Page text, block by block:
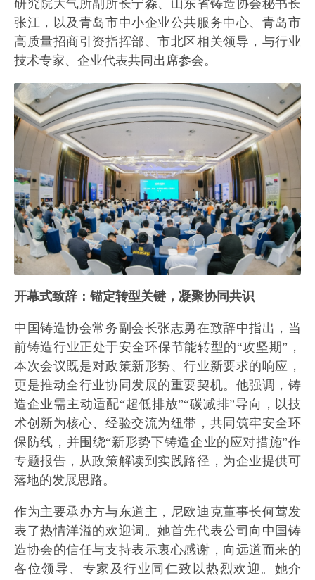
研究院大气所副所长宁淼、山东省铸造协会秘书长
张江，以及青岛市中小企业公共服务中心、青岛市
高质量招商引资指挥部、市北区相关领导，与行业
技术专家、企业代表共同出席参会。
开幕式致辞：锚定转型关键，凝聚协同共识
中国铸造协会常务副会长张志勇在致辞中指出，当
前铸造行业正处于安全环保节能转型的“攻坚期”，
本次会议既是对政策新形势、行业新要求的响应，
更是推动全行业协同发展的重要契机。他强调，铸
造企业需主动适配“超低排放”“碳减排”导向，以技
术创新为核心、经验交流为纽带，共同筑牢安全环
保防线，并围绕“新形势下铸造企业的应对措施”作
专题报告，从政策解读到实践路径，为企业提供可
落地的发展思路。
作为主要承办方与东道主，尼欧迪克董事长何莺发
表了热情洋溢的欢迎词。她首先代表公司向中国铸
造协会的信任与支持表示衷心感谢，向远道而来的
各位领导、专家及行业同仁致以热烈欢迎。她介